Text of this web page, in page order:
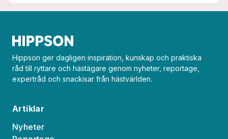
Hippson ger dagligen inspiration, kunskap och praktiska
råd till ryttare och hästägare genom nyheter, reportage,
expertråd och snackisar från hästvärlden.
Artiklar
Nyheter